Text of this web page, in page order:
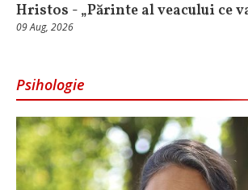
Hristos - „Părinte al veacului ce
09 Aug, 2026
Psihologie